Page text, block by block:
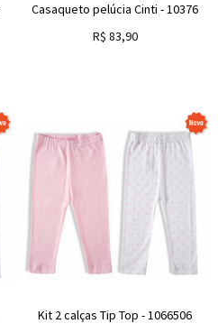
Casaqueto pelúcia Cinti - 10376
R$ 83,90
Kit 2 calças Tip Top - 1066506